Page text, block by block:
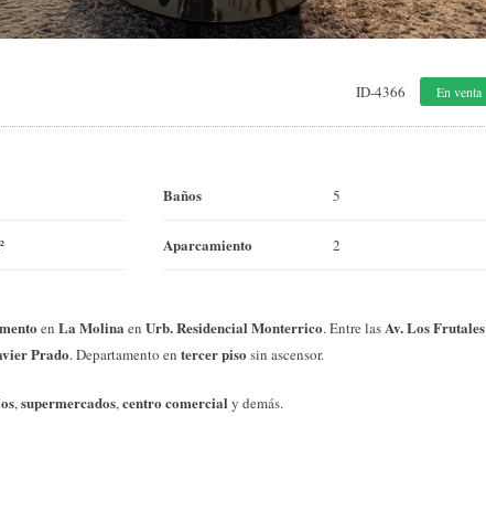
ID-4366 En venta
Baños 5
Aparcamiento 2
en La Molina en Urb. Residencial Monterrico. Entre lasAv. Los Frutales
Prado. Departamento en tercer piso sin ascensor.
,supermercados,centro comercial y demás.